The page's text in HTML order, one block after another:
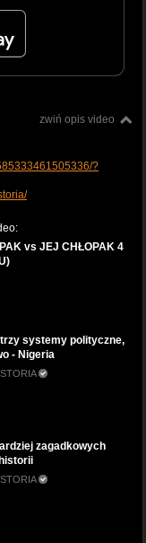
zwiń opis video
?
vs JEJ CHŁOPAK 4
systemy polityczne,
- Nigeria
zagadkowych